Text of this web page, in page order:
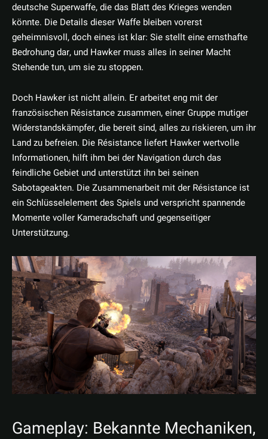
deutsche Superwaffe, die das Blatt des Krieges wenden
könnte. Die Details dieser Waffe bleiben vorerst
geheimnisvoll, doch eines ist klar: Sie stellt eine ernsthafte
Bedrohung dar, und Hawker muss alles in seiner Macht
Stehende tun, um sie zu stoppen.
Doch Hawker ist nicht allein. Er arbeitet eng mit der
französischen Résistance zusammen, einer Gruppe mutiger
Widerstandskämpfer, die bereit sind, alles zu riskieren, um ihr
Land zu befreien. Die Résistance liefert Hawker wertvolle
Informationen, hilft ihm bei der Navigation durch das
feindliche Gebiet und unterstützt ihn bei seinen
Sabotageakten. Die Zusammenarbeit mit der Résistance ist
ein Schlüsselelement des Spiels und verspricht spannende
Momente voller Kameradschaft und gegenseitiger
Unterstützung.
Gameplay: Bekannte Mechaniken,